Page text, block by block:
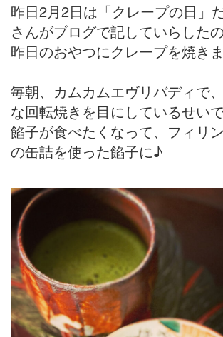
昨日2月2日は「クレープの日」
さんがブログで記していらしたの
昨日のおやつにクレープを焼きま
毎朝、カムカムエヴリバディで
な回転焼きを目にしているせいで
餡子が食べたくなって、フィリ
の缶詰を使った餡子に♪